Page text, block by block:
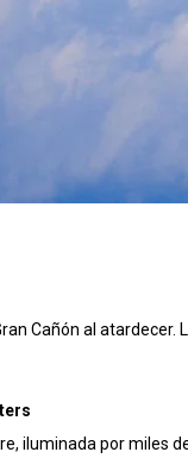
Cañón al
iluminada por